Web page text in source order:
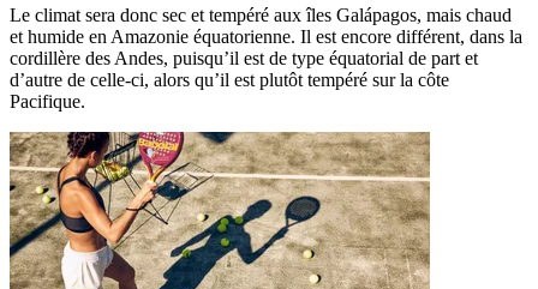
Le climat sera donc sec et tempéré aux îles Galápagos, mais chaud
et humide en Amazonie équatorienne. Il est encore différent, dans la
cordillère des Andes, puisqu’il est de type équatorial de part et
d’autre de celle-ci, alors qu’il est plutôt tempéré sur la côte
Pacifique.